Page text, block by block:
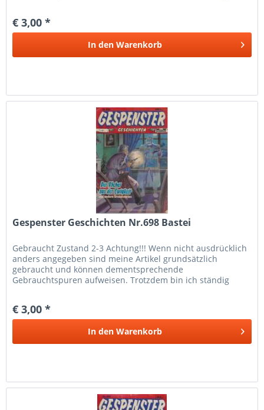
€ 3,00 *
In den Warenkorb
Gespenster Geschichten Nr.698 Bastei
Gebraucht Zustand 2-3 Achtung!!! Wenn nicht ausdrücklich
anders angegeben sind meine Artikel grundsätzlich
gebraucht und können dementsprechende
Gebrauchtspuren aufweisen. Trotzdem bin ich ständig
€ 3,00 *
In den Warenkorb